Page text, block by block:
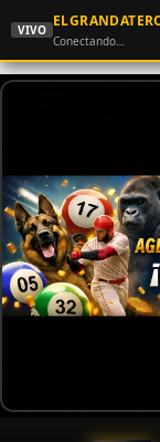
VIVO
Conectando…